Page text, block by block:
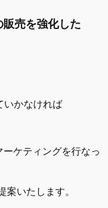
売を強化した
いかなければ
ケティングを行なっ
案いたします。